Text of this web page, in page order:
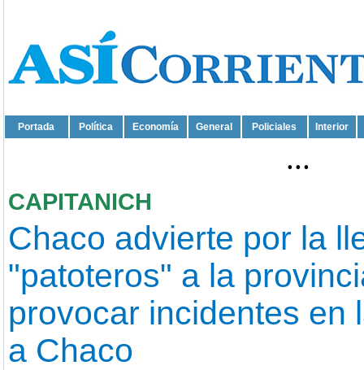
Portada Política Economía General Policiales Interior
...
CAPITANICH
Chaco advierte por la
"patoteros" a la
provocar incidentes en
a Chaco